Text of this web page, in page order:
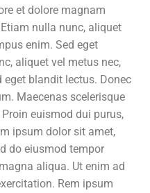
et dolore magnam
nulla nunc, aliquet
enim. Sed eget
aliquet vel metus nec,
eget blandit lectus. Donec
Maecenas scelerisque
euismod dui purus,
ipsum dolor sit amet,
do eiusmod tempor
aliqua. Ut enim ad
Rem ipsum